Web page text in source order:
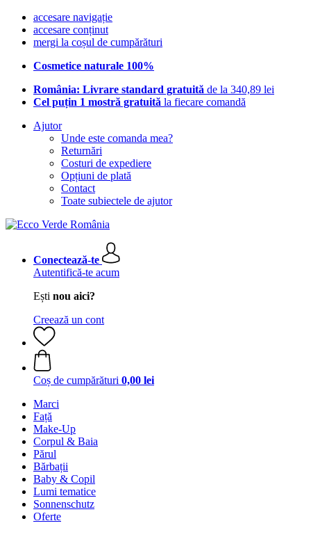
accesare navigație
accesare conținut
mergi la coșul de cumpărături
Cosmetice naturale 100%
România: Livrare standard gratuită de la 340,89 lei
Cel puțin 1 mostră gratuită la fiecare comandă
Ajutor
Unde este comanda mea?
Returnări
Costuri de expediere
Opțiuni de plată
Contact
Toate subiectele de ajutor
Conectează-te
Autentifică-te acum
Ești nou aici?
Creează un cont
Coș de cumpărături 0,00 lei
Marci
Față
Make-Up
Corpul & Baia
Părul
Bărbații
Baby & Copil
Lumi tematice
Sonnenschutz
Oferte